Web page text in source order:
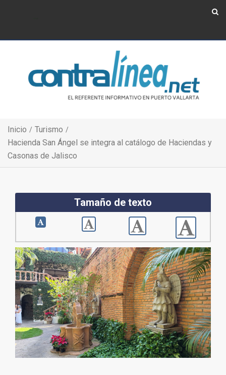
Inicio
Turismo
Hacienda San Ángel se integra al catálogo de Haciendas y
Casonas de Jalisco
Tamaño de texto